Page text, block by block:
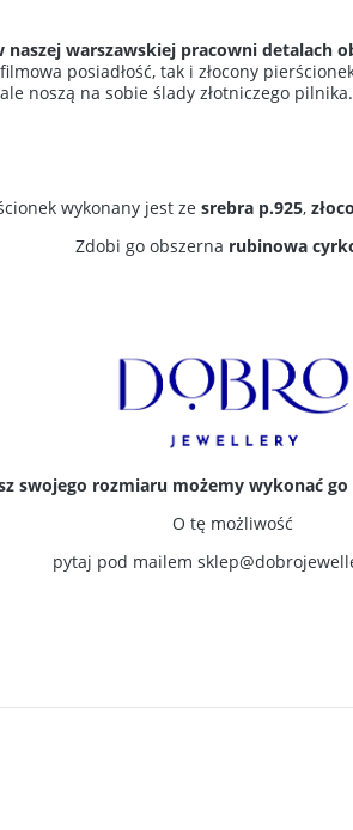
warszawskiej pracowni detalach
posiadłość, tak i złocony
noszą na sobie ślady złotniczego pilnika.
wykonany jest ze srebra p.925,
Zdobi go obszerna rubinowa
swojego rozmiaru możemy wykonać
O tę możliwość
pytaj pod mailem